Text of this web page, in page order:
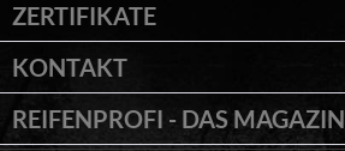
ZERTIFIKATE
KONTAKT
REIFENPROFI - DAS MAGAZIN